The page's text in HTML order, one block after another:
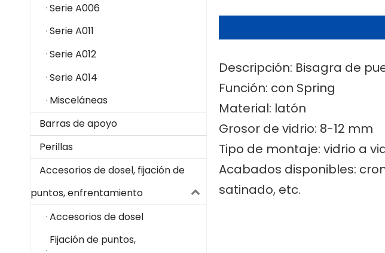
Serie A006
Serie A011
Serie A012
Serie A014
Misceláneas
Barras de apoyo
Perillas
Accesorios de dosel, fijación de
puntos, enfrentamiento
Accesorios de dosel
Fijación de puntos,
Descripción: Bisagra de
Función: con Spring
Material: latón
Grosor de vidrio: 8-12 mm
Tipo de montaje: vidrio a
Acabados disponibles:
satinado, etc.